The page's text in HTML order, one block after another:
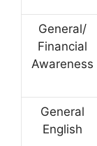
General/
Financial
Awareness
General
English